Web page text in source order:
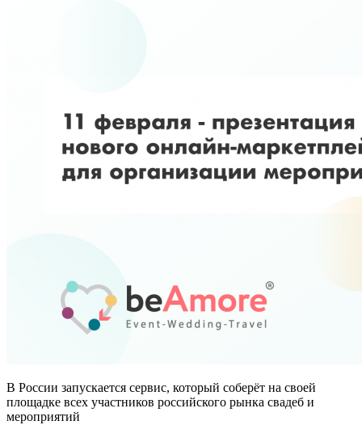
В России запускается сервис, который соберёт на своей
площадке всех участников российского рынка свадеб и
мероприятий